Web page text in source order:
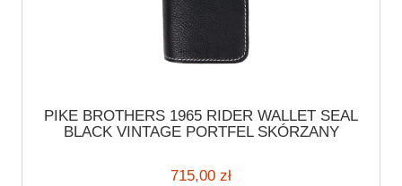
PIKE BROTHERS 1965 RIDER WALLET SEAL
BLACK VINTAGE PORTFEL SKÓRZANY
715,00 zł